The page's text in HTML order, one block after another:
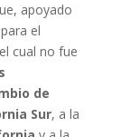
apoyado
el
cual no fue
de
Sur, a la